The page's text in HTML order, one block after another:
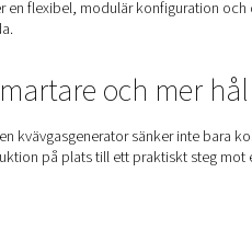
Sprutmålning och ytbehandling
minskar översprutning och
inom fordons-, flyg- och